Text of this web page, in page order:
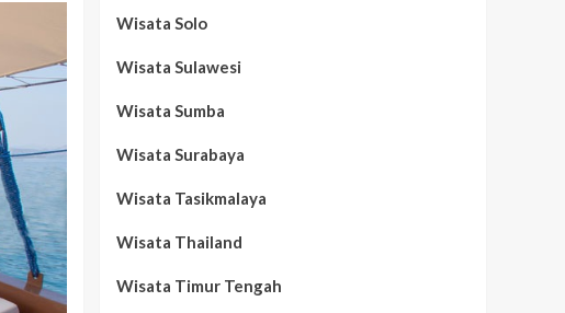
Wisata Solo
Wisata Sulawesi
Wisata Sumba
Wisata Surabaya
Wisata Tasikmalaya
Wisata Thailand
Wisata Timur Tengah